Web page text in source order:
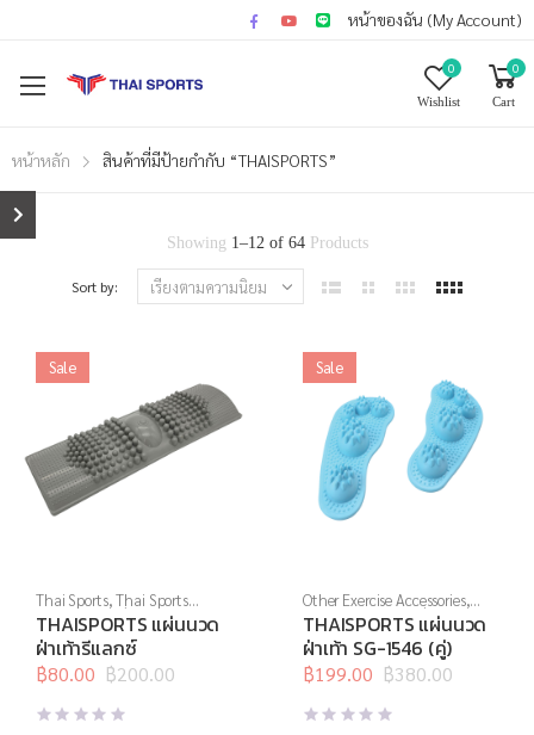
หน้าของฉัน (My Account)
0
Wishlist
0
Cart
หน้าหลัก สินค้าที่มีป้ายกำกับ “THAISPORTS”
Showing 1–12of 64Products
Sort by:
Sale
Thai Sports,Thai Sports
Brand,สินค้าล็อตสุดท้าย ,
อุปกรณ์คลายกล้ามเนื้อ,อุปกรณ์
นวด,อุปกรณ์เพื่อสุขภาพ
THAISPORTS แผ่นนวด
ฝ่าเท้ารีแลกซ์
฿200.00
Original
price
was:
฿80.00
Current
price
is:
Sale
Other Exercise Accessories,
Thai Sports,สินค้าล็อตสุดท้าย
อุปกรณ์คลายกล้ามเนื้อ,อุปกรณ์
นวด,อุปกรณ์บริหารกาย,
อุปกรณ์เพื่อสุขภาพ
THAISPORTS แผ่นนวด
ฝ่าเท้า SG-1546 (คู่)
฿380.00
Original
price
was:
฿199.00
Current
price
is: